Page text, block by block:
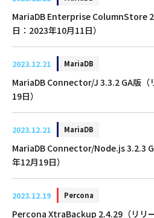
MariaDB Enterprise ColumnStore
日：2023年10月11日）
2023.12.21 MariaDB
MariaDB Connector/J 3.3.2 GA版（
19日）
2023.12.21 MariaDB
MariaDB Connector/Node.js 3.2.3
年12月19日）
2023.12.19 Percona
Percona XtraBackup 2.4.29（リリ